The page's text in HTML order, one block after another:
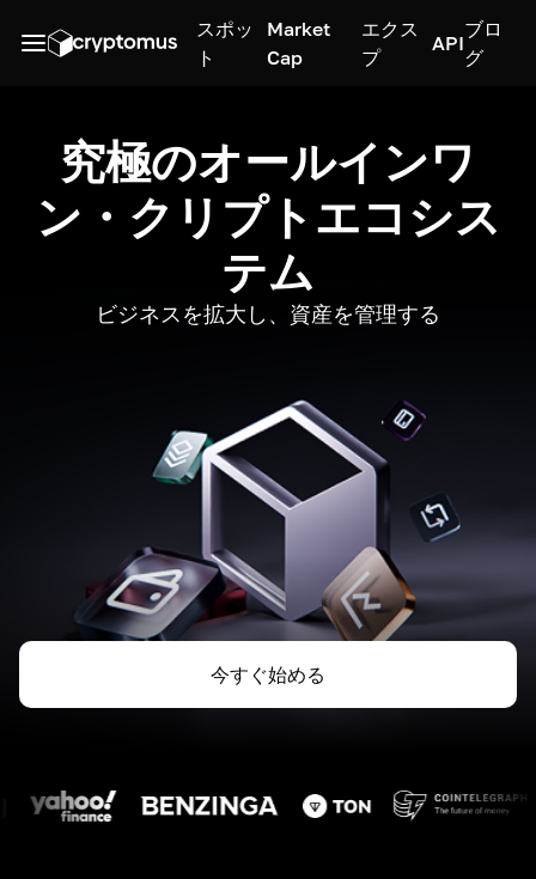
スポッ
ト
Market
Cap
エクス
プ
API
ブロ
グ
究極のオールインワ
ン・クリプトエコシス
テム
ビジネスを拡大し、資産を管理する
今すぐ始める